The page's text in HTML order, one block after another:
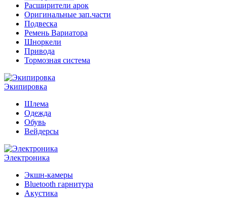
Расширители арок
Оригинальные зап.части
Подвеска
Ремень Вариатора
Шноркели
Привода
Тормозная система
Экипировка
Шлема
Одежда
Обувь
Вейдерсы
Электроника
Экшн-камеры
Bluetooth гарнитура
Акустика